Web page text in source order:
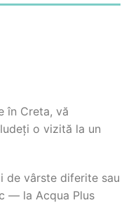
în Creta, vă
o vizită la un
de vârste diferite sau
— la Acqua Plus